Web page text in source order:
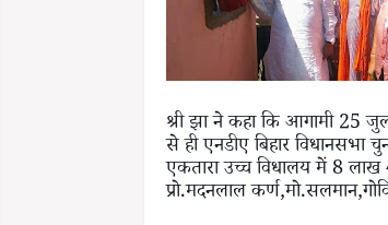
श्री झा ने कहा कि आगामी 25
से ही एनडीए बिहार विधानसभा
एकतारा उच्च विधालय में 8 लाख
प्रो.मदनलाल